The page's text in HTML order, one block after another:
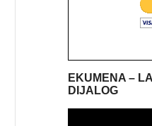
EKUMENA –
DIJALOG